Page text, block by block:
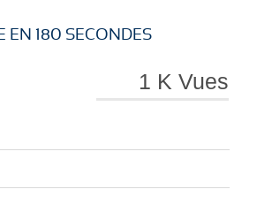
i
r
i
r
EN 180 SECONDES
1 K Vues